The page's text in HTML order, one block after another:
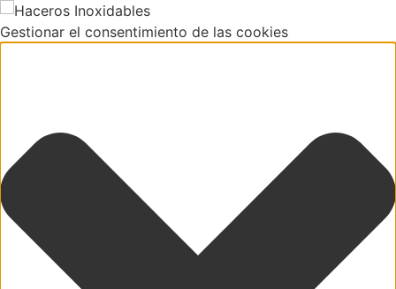
Gestionar el consentimiento de las cookies